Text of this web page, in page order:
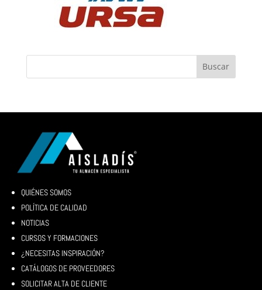
QUIÉNES SOMOS
POLÍTICA DE CALIDAD
NOTICIAS
CURSOS Y FORMACIONES
¿NECESITAS INSPIRACIÓN?
CATÁLOGOS DE PROVEEDORES
SOLICITAR ALTA DE CLIENTE